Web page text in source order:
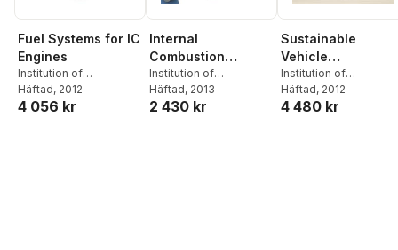
Fuel Systems for IC
Engines
Institution of
Mechanical Engineers
Häftad, 2012
4 056 kr
Internal
Combustion
Engines
Institution of
Mechanical Engineers
Häftad, 2013
2 430 kr
Sustainable
Vehicle
Technologies
Institution of
Mechanical Engineers
Häftad, 2012
4 480 kr